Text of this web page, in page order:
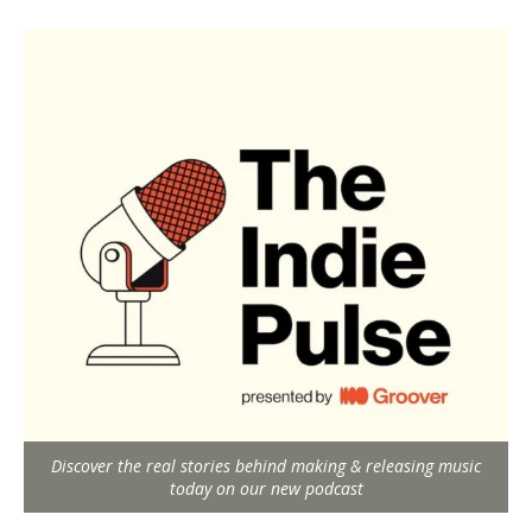
Discover the real stories behind making & releasing music
today on our new podcast